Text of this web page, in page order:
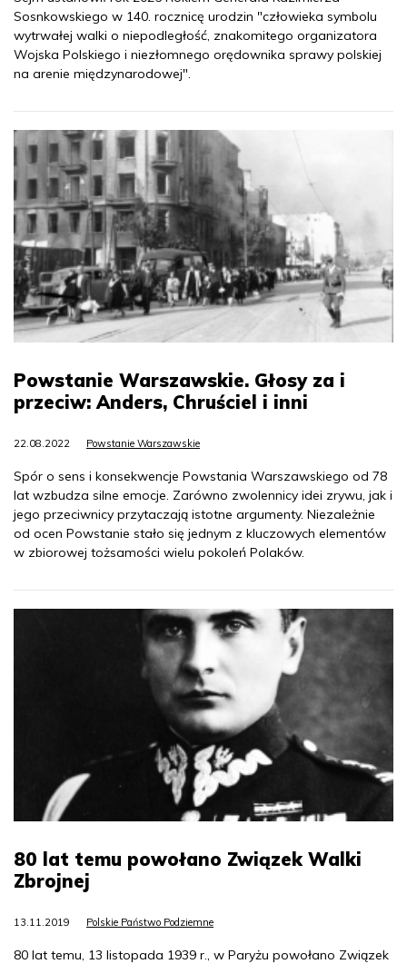
Sosnkowskiego w 140. rocznicę urodzin "człowieka symbolu
wytrwałej walki o niepodległość, znakomitego organizatora
Wojska Polskiego i niezłomnego orędownika sprawy polskiej
na arenie międzynarodowej".
Powstanie Warszawskie. Głosy za i
przeciw: Anders, Chruściel i inni
22.08.2022 Powstanie Warszawskie
Spór o sens i konsekwencje Powstania Warszawskiego od 78
lat wzbudza silne emocje. Zarówno zwolennicy idei zrywu, jak i
jego przeciwnicy przytaczają istotne argumenty. Niezależnie
od ocen Powstanie stało się jednym z kluczowych elementów
w zbiorowej tożsamości wielu pokoleń Polaków.
80 lat temu powołano Związek Walki
Zbrojnej
13.11.2019 Polskie Państwo Podziemne
80 lat temu, 13 listopada 1939 r., w Paryżu powołano Związek